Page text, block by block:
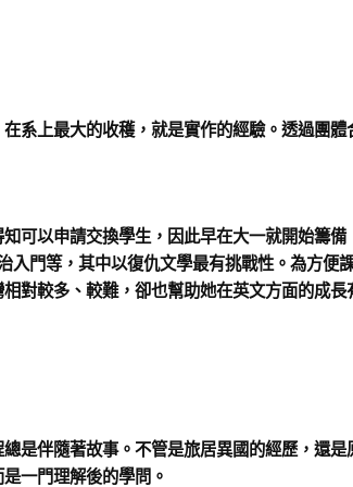
系上最大的收穫，就是實作的經驗。透過團
可以申請交換學生，因此早在大一就開始籌
門等，其中以復仇文學最有挑戰性。為方便
對較多、較難，卻也幫助她在英文方面的成長
是伴隨著故事。不管是旅居異國的經歷，還
一門理解後的學問。